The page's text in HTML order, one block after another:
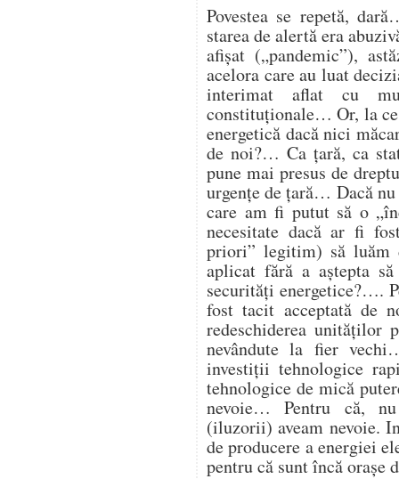
Povestea se repetă,
starea de alertă era
afișat („pandemic”),
acelora care au luat
interimat aflat cu
constituționale… Or, la
energetică dacă nici
de noi?… Ca țară, ca
pune mai presus de
urgențe de țară… Dacă
care am fi putut să o
necesitate dacă ar fi
priori” legitim) să luăm
aplicat fără a aștepta
securități energetice?….
fost tacit acceptată de
redeschiderea unităților
nevândute la fier
investiții tehnologice
tehnologice de mică
nevoie… Pentru că,
(iluzorii) aveam nevoie.
de producere a energiei
pentru că sunt încă orașe